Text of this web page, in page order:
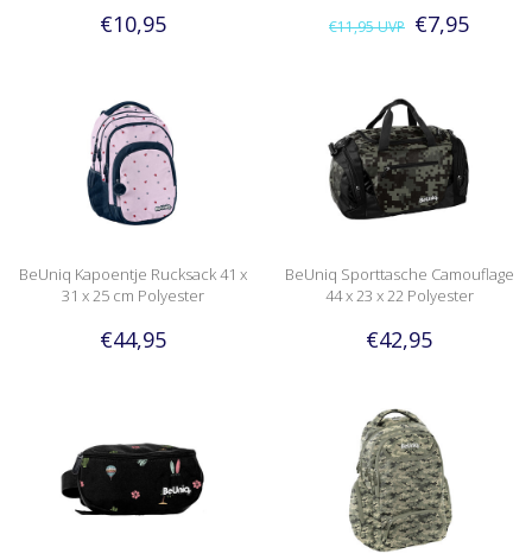
€10,95 €11,95UVP €7,95
BeUniq Kapoentje Rucksack 41 x
31 x 25 cm Polyester
€44,95
BeUniq Sporttasche Camouflage
44 x 23 x 22 Polyester
€42,95